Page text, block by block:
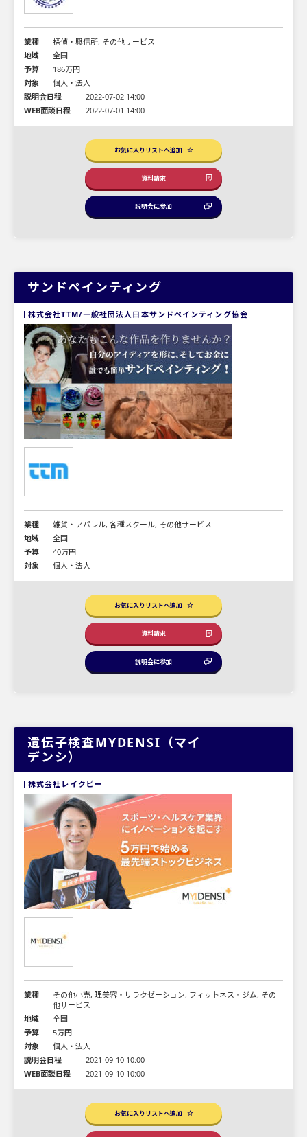
業種
探偵・興信所, その他サービス
地域
全国
予算
186万円
対象
個人・法人
説明会日程
2022-07-02 14:00
WEB面談日程
2022-07-01 14:00
お気に入りリストへ追加
資料請求
説明会に参加
サンドペインティング
株式会社TTM/一般社団法人日本サンドペインティング協会
業種
雑貨・アパレル, 各種スクール, その他サービス
地域
全国
予算
40万円
対象
個人・法人
お気に入りリストへ追加
資料請求
説明会に参加
遺伝子検査MYDENSI（マイ
デンシ）
株式会社レイクビー
業種
その他小売, 理美容・リラクゼーション, フィットネス・ジム, その
他サービス
地域
全国
予算
5万円
対象
個人・法人
説明会日程
2021-09-10 10:00
WEB面談日程
2021-09-10 10:00
お気に入りリストへ追加